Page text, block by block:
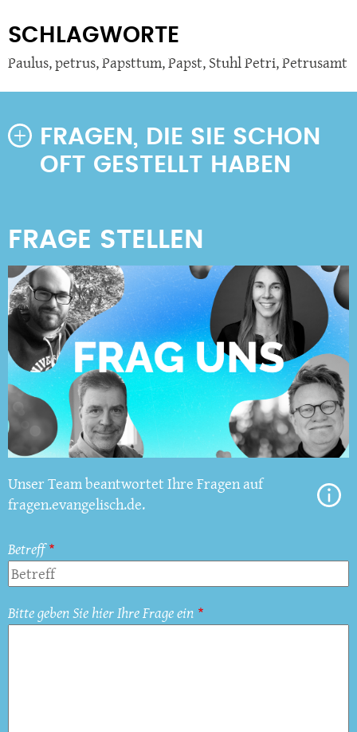
SCHLAGWORTE
Paulus,petrus,Papsttum,Papst,Stuhl Petri,Petrusamt
FRAGEN, DIE SIE SCHON
OFT GESTELLT HABEN
Unser Team beantwortet Ihre Fragen auf
fragen.evangelisch.de.
Betreff
Bitte geben Sie hier Ihre Frage ein